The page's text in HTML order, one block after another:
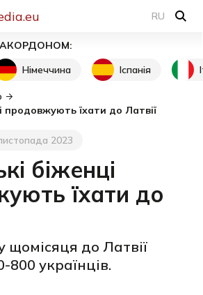
RU
Німеччина Іспанія
продовжують їхати до Латвії
2023
біженці
їхати до
щомісяця до Латвії
800 українців.